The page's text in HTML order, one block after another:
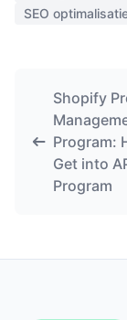
SEO
Shopify
Program:
Get into
Program